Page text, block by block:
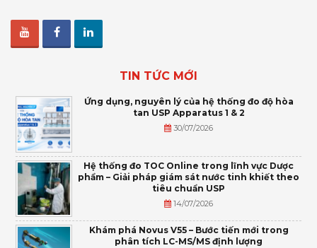
TIN TỨC MỚI
Ứng dụng, nguyên lý của hệ thống đo độ hòa
tan USP Apparatus 1 & 2
30/07/2026
Hệ thống đo TOC Online trong lĩnh vực Dược
phẩm – Giải pháp giám sát nước tinh khiết theo
tiêu chuẩn USP
14/07/2026
Khám phá Novus V55 – Bước tiến mới trong
phân tích LC-MS/MS định lượng